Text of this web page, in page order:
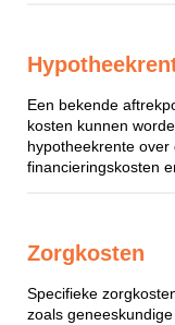
Een bekende
kosten kunnen
hypotheekrente
financieringskosten
Zorgkosten
Specifieke
zoals